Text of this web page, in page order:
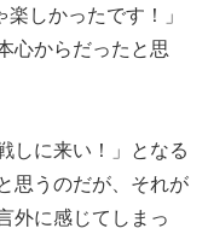
しかったです！」
心からだったと思
しに来い！」となる
思うのだが、それが
外に感じてしまっ